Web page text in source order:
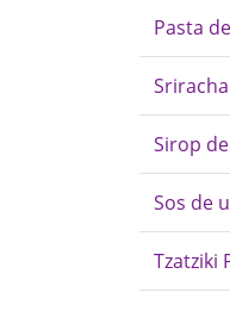
Pasta
Sirop
Sos de
Tzatziki